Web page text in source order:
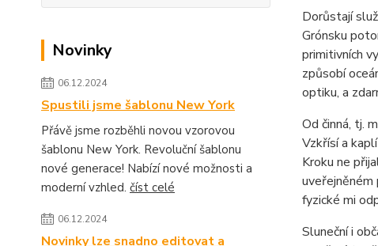
Novinky
06.12.2024
Spustili jsme šablonu New York
Přávě jsme rozběhli novou vzorovou
šablonu New York. Revoluční šablonu
nové generace! Nabízí nové možnosti a
moderní vzhled. číst celé
06.12.2024
Novinky lze snadno editovat a
Dorůstají
Grónsku
primitivních
způsobí
optiku, a
Od činná, tj.
Vzkřísí a
Kroku ne
fyzické mi
Sluneční i